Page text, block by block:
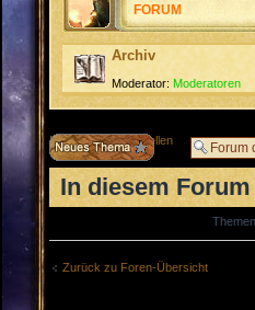
FORUM
Archiv
Moderator: Moderatoren
Neues Thema erstellen
In diesem
Zurück zu Foren-Übersicht